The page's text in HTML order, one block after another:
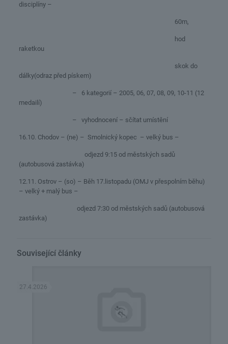
disciplíny –
60m,
hod
raketkou
skok do
dálky(odraz před pískem)
– 6 kategorií – 2005, 06, 07, 08, 09, 10-11 (12
medailí)
– vyhodnocení – sčítat umístění
16.10. Chodov – (ne) – Smolnický kopec – velký bus –
odjezd 9:15 od městských sadů
(autobusová zastávka)
12.11. Ostrov – (so) – Běh 17.listopadu (OMJ v přespolním běhu)
– velký + malý bus –
odjezd 7:30 od městských sadů (autobusová
zastávka)
Související články
27.4.2026